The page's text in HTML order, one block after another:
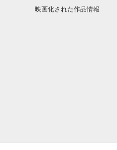
映画化された作品情報